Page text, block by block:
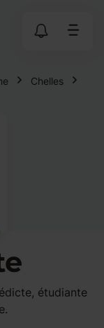
Chelles
étudiante